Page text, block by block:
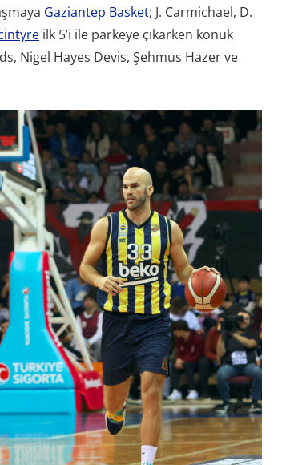
Gaziantep Basket; J. Carmichael, D.
ilk 5’i ile parkeye çıkarken konuk
Nigel Hayes Devis, Şehmus Hazer ve